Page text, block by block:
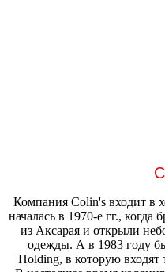
Компания Colin's входит в
началась в 1970-е гг., когда
из Аксарая и открыли
одежды. А в 1983 году
Holding, в которую